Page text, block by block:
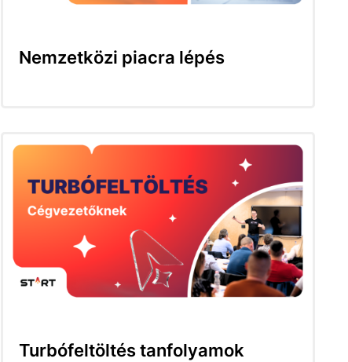
Nemzetközi piacra lépés
Turbófeltöltés tanfolyamok